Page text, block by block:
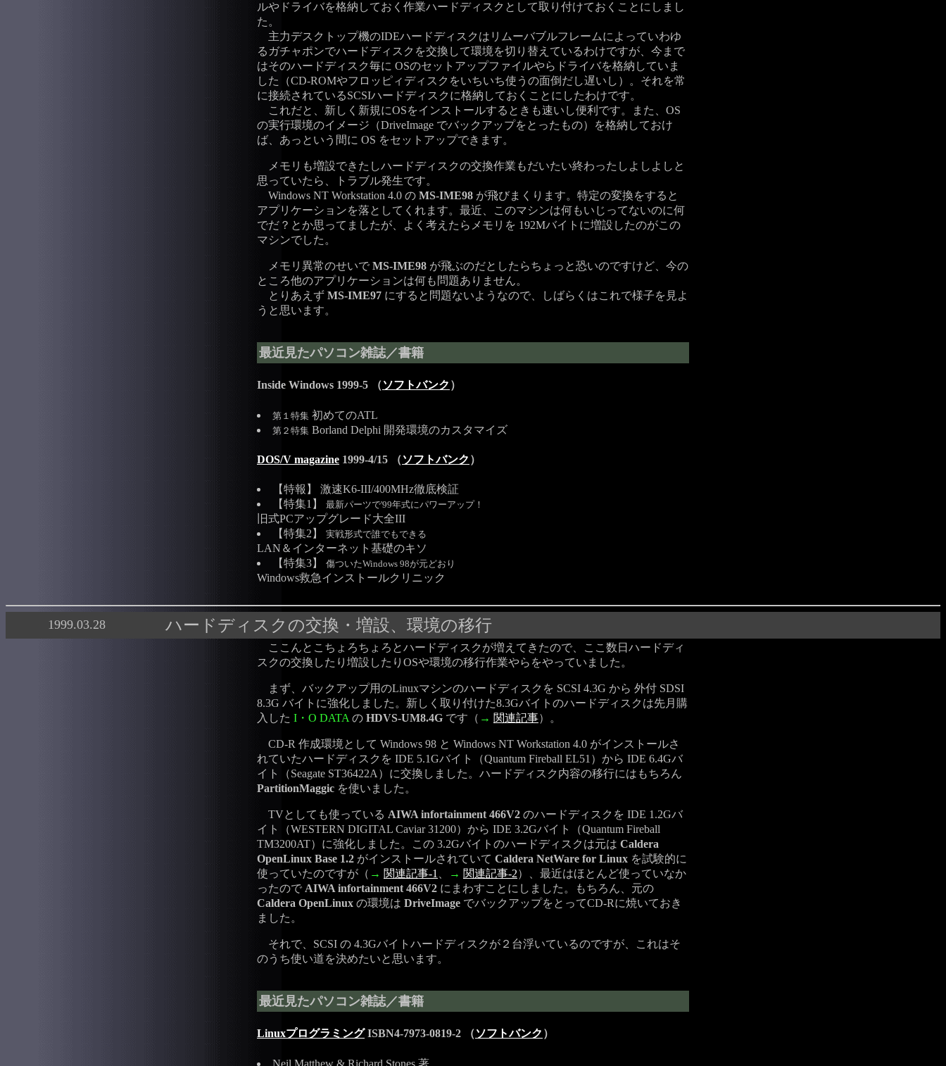
ルやドライバを格納しておく作業ハードディスクとして取り付けておくことにしまし
た。
主力デスクトップ機のIDEハードディスクはリムーバブルフレームによっていわゆ
るガチャポンでハードディスクを交換して環境を切り替えているわけですが、今まで
はそのハードディスク毎に OSのセットアップファイルやらドライバを格納していま
した（CD-ROMやフロッピィディスクをいちいち使うの面倒だし遅いし）。それを常
に接続されているSCSIハードディスクに格納しておくことにしたわけです。
これだと、新しく新規にOSをインストールするときも速いし便利です。また、OS
の実行環境のイメージ（DriveImage でバックアップをとったもの）を格納しておけ
ば、あっという間に OS をセットアップできます。
メモリも増設できたしハードディスクの交換作業もだいたい終わったしよしよしと
思っていたら、トラブル発生です。
Windows NT Workstation 4.0 の MS-IME98 が飛びまくります。特定の変換をすると
アプリケーションを落としてくれます。最近、このマシンは何もいじってないのに何
でだ？とか思ってましたが、よく考えたらメモリを 192Mバイトに増設したのがこの
マシンでした。
メモリ異常のせいで MS-IME98 が飛ぶのだとしたらちょっと恐いのですけど、今の
ところ他のアプリケーションは何も問題ありません。
とりあえず MS-IME97 にすると問題ないようなので、しばらくはこれで様子を見よ
うと思います。
最近見たパソコン雑誌／書籍
Inside Windows 1999-5 （ソフトバンク ）
第１特集 初めてのATL
第２特集 Borland Delphi 開発環境のカスタマイズ
DOS/V magazine 1999-4/15 （ソフトバンク ）
【特報】 激速K6-III/400MHz徹底検証
【特集1】 最新パーツで'99年式にパワーアップ！
旧式PCアップグレード大全III
【特集2】 実戦形式で誰でもできる
LAN＆インターネット基礎のキソ
【特集3】 傷ついたWindows 98が元どおり
Windows救急インストールクリニック
1999.03.28 ハードディスクの交換・増設、環境の移行
ここんとこちょろちょろとハードディスクが増えてきたので、ここ数日ハードディ
スクの交換したり増設したりOSや環境の移行作業やらをやっていました。
まず、バックアップ用のLinuxマシンのハードディスクを SCSI 4.3G から 外付 SDSI
8.3G バイトに強化しました。新しく取り付けた8.3Gバイトのハードディスクは先月購
入した I・O DATA の HDVS-UM8.4G です（ → 関連記事）。
CD-R 作成環境として Windows 98 と Windows NT Workstation 4.0 がインストールさ
れていたハードディスクを IDE 5.1Gバイト（Quantum Fireball EL51）から IDE 6.4Gバ
イト（Seagate ST36422A）に交換しました。ハードディスク内容の移行にはもちろん
PartitionMaggic を使いました。
TVとしても使っている AIWA infortainment 466V2 のハードディスクを IDE 1.2Gバ
イト（WESTERN DIGITAL Caviar 31200）から IDE 3.2Gバイト（Quantum Fireball
TM3200AT）に強化しました。この 3.2Gバイトのハードディスクは元は Caldera
OpenLinux Base 1.2 がインストールされていて Caldera NetWare for Linux を試験的に
使っていたのですが（ → 関連記事-1 → 関連記事-2）、最近はほとんど使っていなか
ったので AIWA infortainment 466V2 にまわすことにしました。もちろん、元の
Caldera OpenLinux の環境は DriveImage でバックアップをとってCD-Rに焼いておき
ました。
それで、SCSI の 4.3Gバイトハードディスクが２台浮いているのですが、これはそ
のうち使い道を決めたいと思います。
最近見たパソコン雑誌／書籍
LinuxプログラミングISBN4-7973-0819-2 （ソフトバンク ）
Neil Matthew & Richard Stones 著